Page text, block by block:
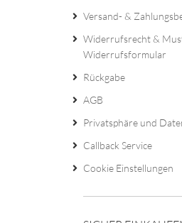
Versand- &
Widerrufsrecht &
Widerrufsformular
Rückgabe
AGB
Privatsphäre und
Callback Service
Cookie Einstellungen